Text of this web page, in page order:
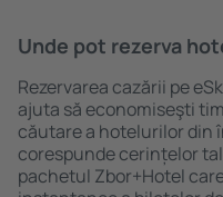
Unde pot rezerva
Rezervarea cazării pe
ajuta să economiseşti
căutare a hotelurilor din
corespunde cerințelor
pachetul Zbor+Hotel